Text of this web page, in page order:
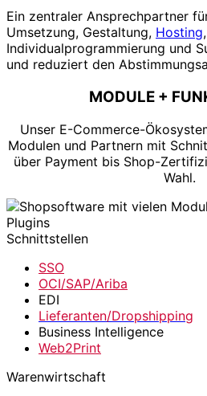
Ein zentraler Ansprechpartner
Umsetzung, Gestaltung, Hosting,
Individualprogrammierung und
und reduziert den
MODULE +
Unser E-Commerce-
Modulen und Partnern mit
über Payment bis Shop-
Wahl.
Schnittstellen
SSO
OCI/SAP/Ariba
EDI
Lieferanten/Dropshipping
Business Intelligence
Web2Print
Warenwirtschaft